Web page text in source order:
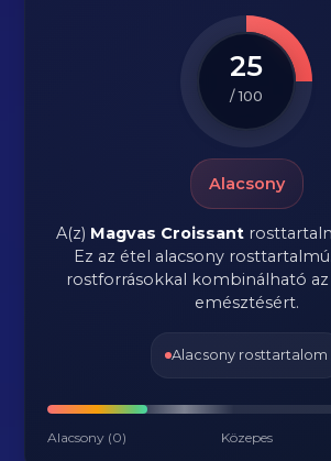
25
/ 100
Alacsony
A(z) Magvas Croissant
Ez az étel alacsony
rostforrásokkal kombinálható az
emésztésért.
Alacsony rosttartalom
Alacsony (0) Közepes